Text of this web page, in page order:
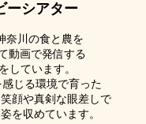
らせ
にご注意ください
ーシアター
奈川の食と農を
動画で発信する
しています。
じる環境で育った
顔や真剣な眼差しで
を収めています。